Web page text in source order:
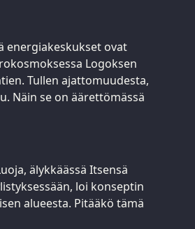
energiakeskukset ovat
Logoksen
Tullen ajattomuudesta,
Näin se on äärettömässä
älykkäässä Itsensä
loi konseptin
alueesta. Pitääkö tämä